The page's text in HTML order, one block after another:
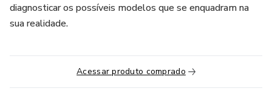
diagnosticar os possíveis modelos que se enquadram na
sua realidade.
Acessar produto comprado